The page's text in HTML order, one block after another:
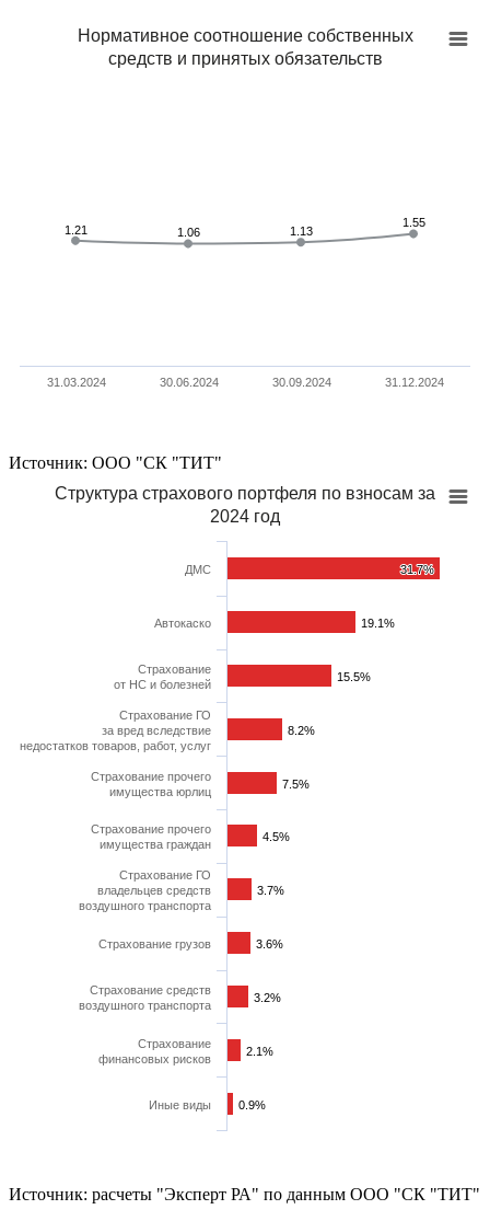
Нормативное соотношение собственных
средств и принятых обязательств
1.21
1.21 1.06
1.06 1.13
1.13
1.55
1.55
31.03.2024 30.06.2024 30.09.2024 31.12.2024
Источник: ООО "СК "ТИТ"
Структура страхового портфеля по взносам за
2024 год
31.7%
31.7%
19.1%
19.1%
15.5%
15.5%
8.2%
8.2%
7.5%
7.5%
4.5%
4.5%
3.7%
3.7%
3.6%
3.6%
3.2%
3.2%
2.1%
2.1%
0.9%
0.9%
ДМС
Автокаско
Страхование
от НС и болезней
Страхование ГО
за вред вследствие
недостатков товаров, работ, услуг
Страхование прочего
имущества юрлиц
Страхование прочего
имущества граждан
Страхование ГО
владельцев средств
воздушного транспорта
Страхование грузов
Страхование средств
воздушного транспорта
Страхование
финансовых рисков
Иные виды
Источник: расчеты "Эксперт РА" по данным ООО "СК "ТИТ"